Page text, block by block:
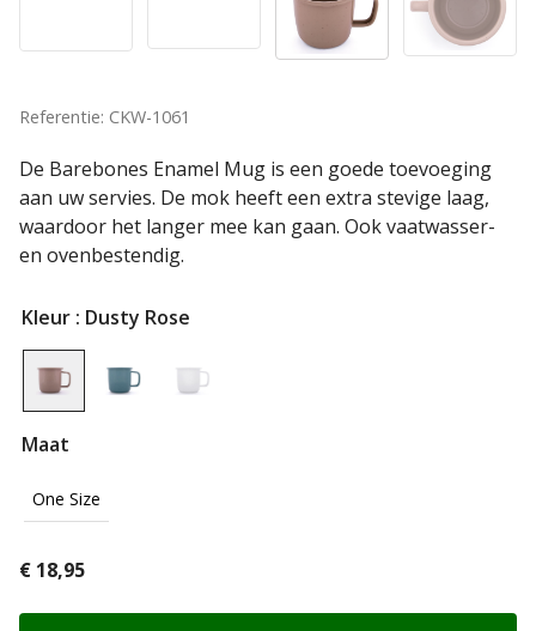
Referentie: CKW-1061
De Barebones Enamel Mug is een goede toevoeging
aan uw servies. De mok heeft een extra stevige laag,
waardoor het langer mee kan gaan. Ook vaatwasser-
en ovenbestendig.
Kleur : Dusty Rose
Maat
One Size
€ 18,95